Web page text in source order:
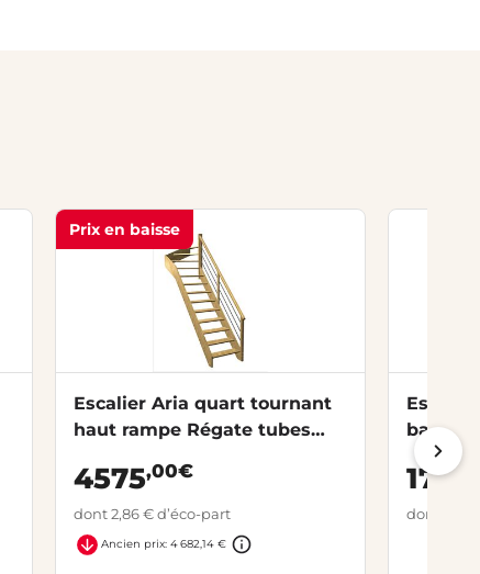
Prix en baisse
Escalier Aria quart tournant
haut rampe Régate tubes
4575,00€
dont 2,86 € d’éco-part
Ancien prix: 4 682,14 €
bas
1794
dont 2,86